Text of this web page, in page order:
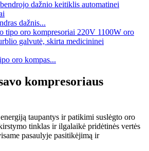
dažnis...
oro kompas...
kompresoriaus
taupantys ir patikimi suslėgto oro
tinklas ir ilgalaikė pridėtinės vertės
pasaulyje pasitikėjimą ir